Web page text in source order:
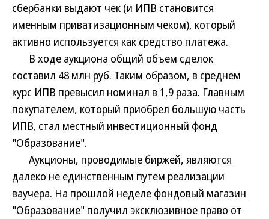
сбербанки выдают чек (и ИПВ становится
именным приватизационным чеком), который
активно используется как средство платежа.
В ходе аукциона общий объем сделок
составил 48 млн руб. Таким образом, в среднем
курс ИПВ превысил номинал в 1,9 раза. Главным
покупателем, который приобрел большую часть
ИПВ, стал местный инвестиционный фонд
"Образование".
Аукционы, проводимые биржей, являются
далеко не единственным путем реализации
ваучера. На прошлой неделе фондовый магазин
"Образование" получил эксклюзивное право от